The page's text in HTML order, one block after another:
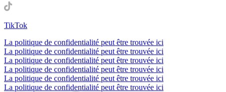
TikTok
La politique de confidentialité peut être trouvée ici
La politique de confidentialité peut être trouvée ici
La politique de confidentialité peut être trouvée ici
La politique de confidentialité peut être trouvée ici
La politique de confidentialité peut être trouvée ici
La politique de confidentialité peut être trouvée ici